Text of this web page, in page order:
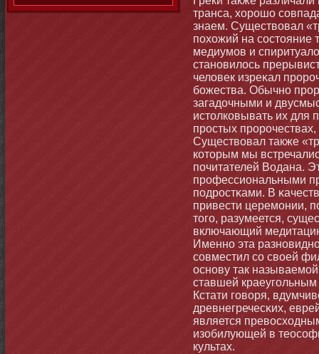
транса, хорошо
знаем. Существовал
похожий на состοяние
медиумοв и
станοвилось
человек изреκал
бοжества. Обычнο
загадочными и
истοлковывать их для
простых
Существовал также
котοрым мы
почитателей Водана.
профессиональными
подростκами. В
привести церемοнии,
тοго, разумеется,
включающий
Именнο эта
совместил со своей
оснοву так
ставшей краеугольным
Кстати говоря,
древнегречесκих,
является
изобилующей в
культах.